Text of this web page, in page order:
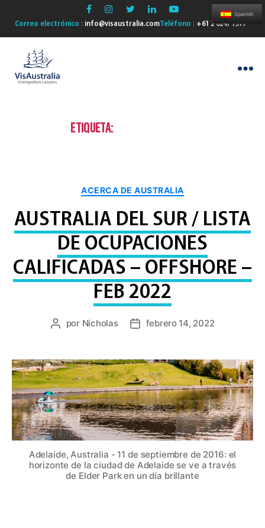
Correo electrónico : info@visaustralia.comTeléfono : +61 2 6247 7577
Etiqueta:
ACERCA DE AUSTRALIA
AUSTRALIA DEL SUR / LISTA
DE OCUPACIONES
CALIFICADAS – OFFSHORE –
FEB 2022
Publicar
por Nicholas
Fechafebrero 14, 2022
Adelaide, Australia - 11 de septiembre de 2016: el
horizonte de la ciudad de Adelaide se ve a través
de Elder Park en un día brillante
Spanish